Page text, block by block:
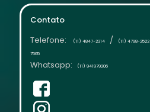
Contato
Telefone:
(11) 4847-2314 / (11) 4798-2522
7565
Whatsapp: (11) 941979206